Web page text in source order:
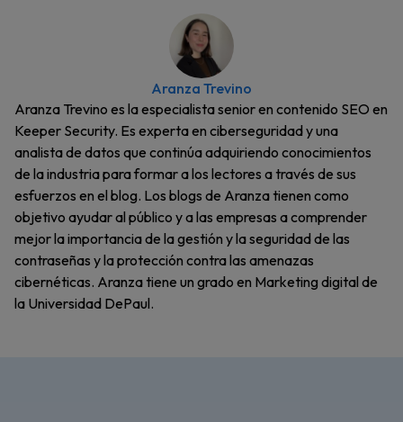
Aranza Trevino
Aranza Trevino es la especialista senior en contenido SEO en
Keeper Security. Es experta en ciberseguridad y una
analista de datos que continúa adquiriendo conocimientos
de la industria para formar a los lectores a través de sus
esfuerzos en el blog. Los blogs de Aranza tienen como
objetivo ayudar al público y a las empresas a comprender
mejor la importancia de la gestión y la seguridad de las
contraseñas y la protección contra las amenazas
cibernéticas. Aranza tiene un grado en Marketing digital de
la Universidad DePaul.